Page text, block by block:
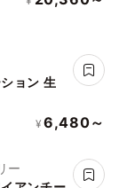
ョン 生
¥ 6,480～
ー